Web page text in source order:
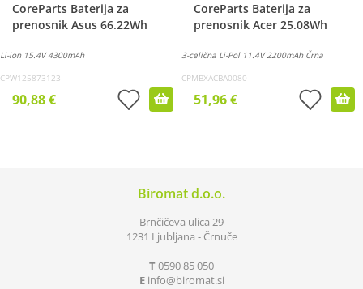
CoreParts Baterija za
prenosnik Asus 66.22Wh
Li-ion 15.4V 4300mAh
CPW125873123
90,88 €
CoreParts Baterija za
prenosnik Acer 25.08Wh
3-celična Li-Pol 11.4V 2200mAh Črna
CPMBXACBA0080
51,96 €
Biromat d.o.o.
Brnčičeva ulica 29
1231 Ljubljana - Črnuče
T0590 85 050
E info biromat.si